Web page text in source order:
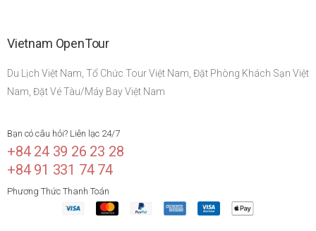
Vietnam OpenTour
Du Lịch Việt Nam, Tổ Chức Tour Việt Nam, Đặt Phòng Khách Sạn Việt
Nam, Đặt Vé Tàu/Máy Bay Việt Nam
Bạn có câu hỏi? Liên lạc 24/7
+84 24 39 26 23 28
+84 91 331 74 74
Phương Thức Thanh Toán